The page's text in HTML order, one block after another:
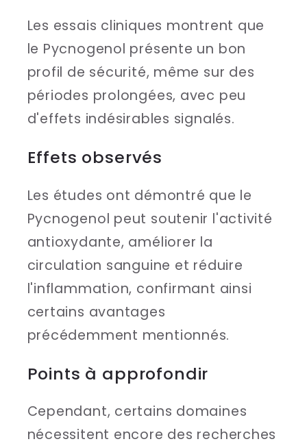
Les essais cliniques montrent que
le Pycnogenol présente un bon
profil de sécurité, même sur des
périodes prolongées, avec peu
d'effets indésirables signalés.
Effets observés
Les études ont démontré que le
Pycnogenol peut soutenir l'activité
antioxydante, améliorer la
circulation sanguine et réduire
l'inflammation, confirmant ainsi
certains avantages
précédemment mentionnés.
Points à approfondir
Cependant, certains domaines
nécessitent encore des recherches